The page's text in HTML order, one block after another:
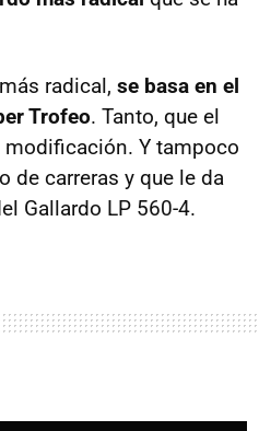
radical, se basa en el
Trofeo. Tanto, que el
Y tampoco
de carreras y que le da
Gallardo LP 560-4.